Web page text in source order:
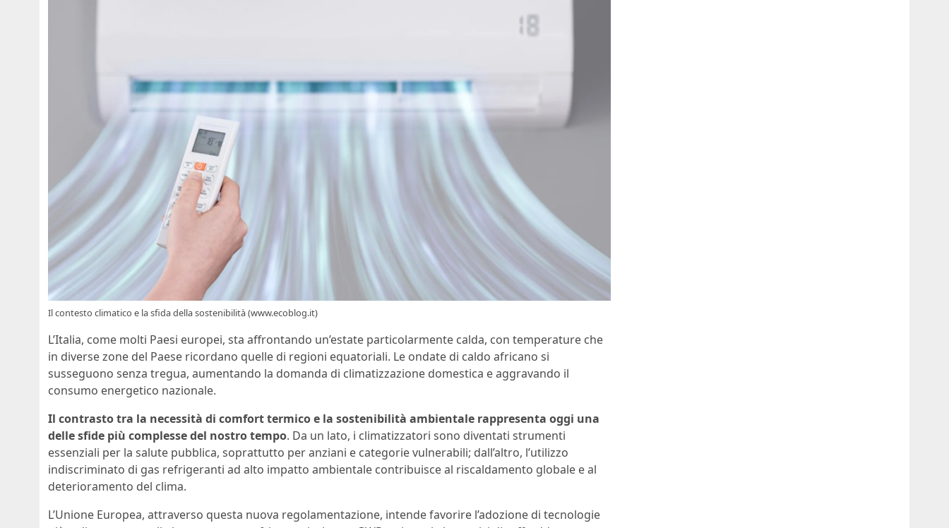
Il contesto climatico e la sfida della sostenibilità (www.ecoblog.it)
L’Italia, come molti Paesi europei, sta affrontando un’estate particolarmente calda, con temperature che
in diverse zone del Paese ricordano quelle di regioni equatoriali. Le ondate di caldo africano si
susseguono senza tregua, aumentando la domanda di climatizzazione domestica e aggravando il
consumo energetico nazionale.
Il contrasto tra la necessità di comfort termico e la sostenibilità ambientale rappresenta oggi una
delle sfide più complesse del nostro tempo. Da un lato, i climatizzatori sono diventati strumenti
essenziali per la salute pubblica, soprattutto per anziani e categorie vulnerabili; dall’altro, l’utilizzo
indiscriminato di gas refrigeranti ad alto impatto ambientale contribuisce al riscaldamento globale e al
deterioramento del clima.
L’Unione Europea, attraverso questa nuova regolamentazione, intende favorire l’adozione di tecnologie